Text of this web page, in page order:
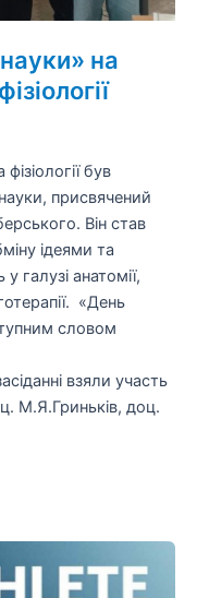
на
був
присвячений
Він став
ідеями та
галузі анатомії,
«День
словом
взяли участь
М.Я.Гриньків, доц.